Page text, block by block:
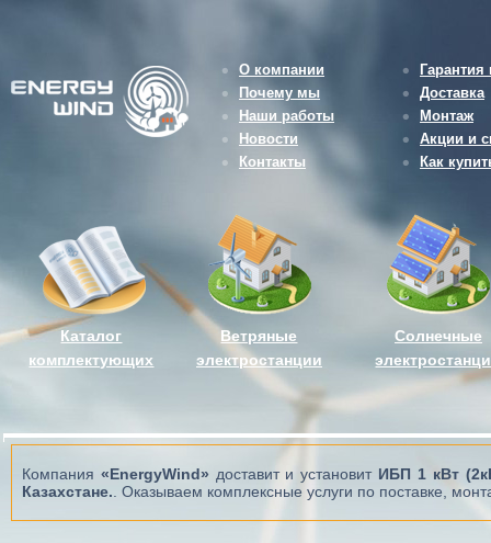
О компании
Почему мы
Доставка
Наши работы
Монтаж
Новости
Акции и
Контакты
Как
Каталог
комплектующих
Ветряные
электростанции
Солнечные
Компания «EnergyWind» доставит и установит ИБП 1 кВт
Казахстане. . Оказываем комплексные услуги по поставке,